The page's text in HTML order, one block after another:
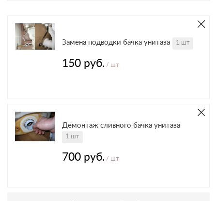
Замена подводки бачка унитаза 1 шт
150 руб./ шт
Демонтаж сливного бачка унитаза
1 шт
700 руб./ шт